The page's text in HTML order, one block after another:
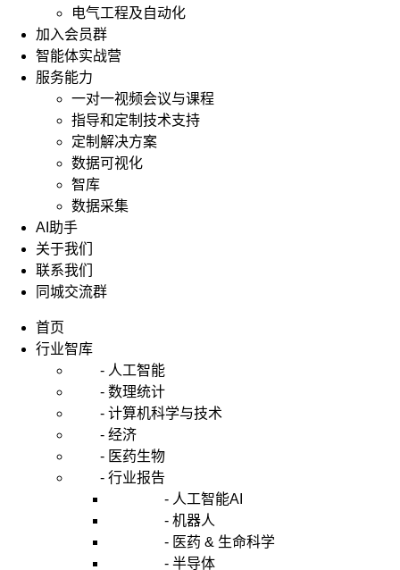
电气工程及自动化
加入会员群
智能体实战营
服务能力
一对一视频会议与课程
指导和定制技术支持
定制解决方案
数据可视化
智库
数据采集
AI助手
关于我们
联系我们
同城交流群
首页
行业智库
- 人工智能
- 数理统计
- 计算机科学与技术
- 经济
- 医药生物
- 行业报告
- 人工智能AI
- 机器人
- 医药 & 生命科学
- 半导体